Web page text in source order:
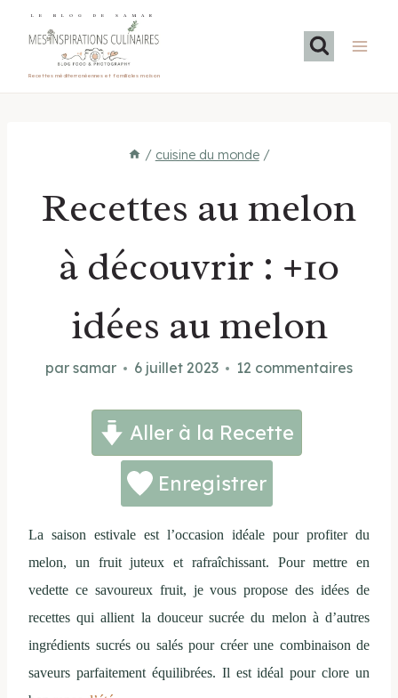
LE BLOG DE SAMAR
Recettes méditerranéennes et familiales maison
/ cuisine du monde /
Recettes au melon
à découvrir : +10
idées au melon
par samar 6 juillet 2023 12 commentaires
Aller à la Recette
Enregistrer
La saison estivale est l’occasion idéale pour profiter du
melon, un fruit juteux et rafraîchissant. Pour mettre en
vedette ce savoureux fruit, je vous propose des idées de
recettes qui allient la douceur sucrée du melon à d’autres
ingrédients sucrés ou salés pour créer une combinaison de
saveurs parfaitement équilibrées. Il est idéal pour clore un